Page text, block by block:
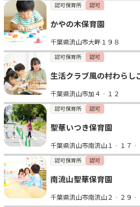
認可保育所 認可
かやの木保育園
千葉県流山市大畔１９８
認可保育所 認可
生活クラブ風の村わらし
千葉県流山市加４‐１２
認可保育所 認可
聖華いつき保育園
千葉県流山市南流山１‐１７‐
認可保育所 認可
南流山聖華保育園
千葉県流山市南流山２‐２９‐